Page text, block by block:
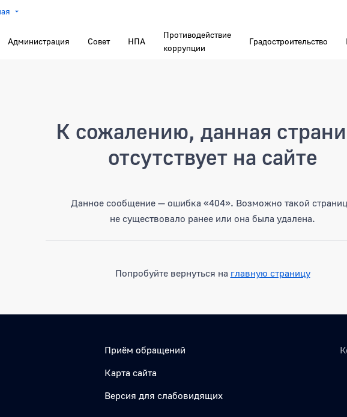
Администрация Совет НПА
Противодействие
коррупции
Градостроительство
К сожалению, данная
отсутствует на сайте
Данное сообщение — ошибка «404». Возможно такой
не существовало ранее или она была удалена.
Попробуйте вернуться на главную страницу
Приём обращений
Карта сайта
Версия для слабовидящих